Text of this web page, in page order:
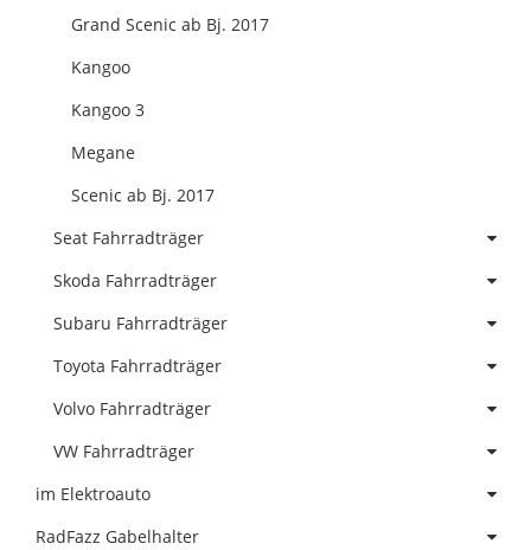
Grand Scenic ab Bj. 2017
Kangoo
Kangoo 3
Megane
Scenic ab Bj. 2017
Seat Fahrradträger
Skoda Fahrradträger
Subaru Fahrradträger
Toyota Fahrradträger
Volvo Fahrradträger
VW Fahrradträger
im Elektroauto
RadFazz Gabelhalter